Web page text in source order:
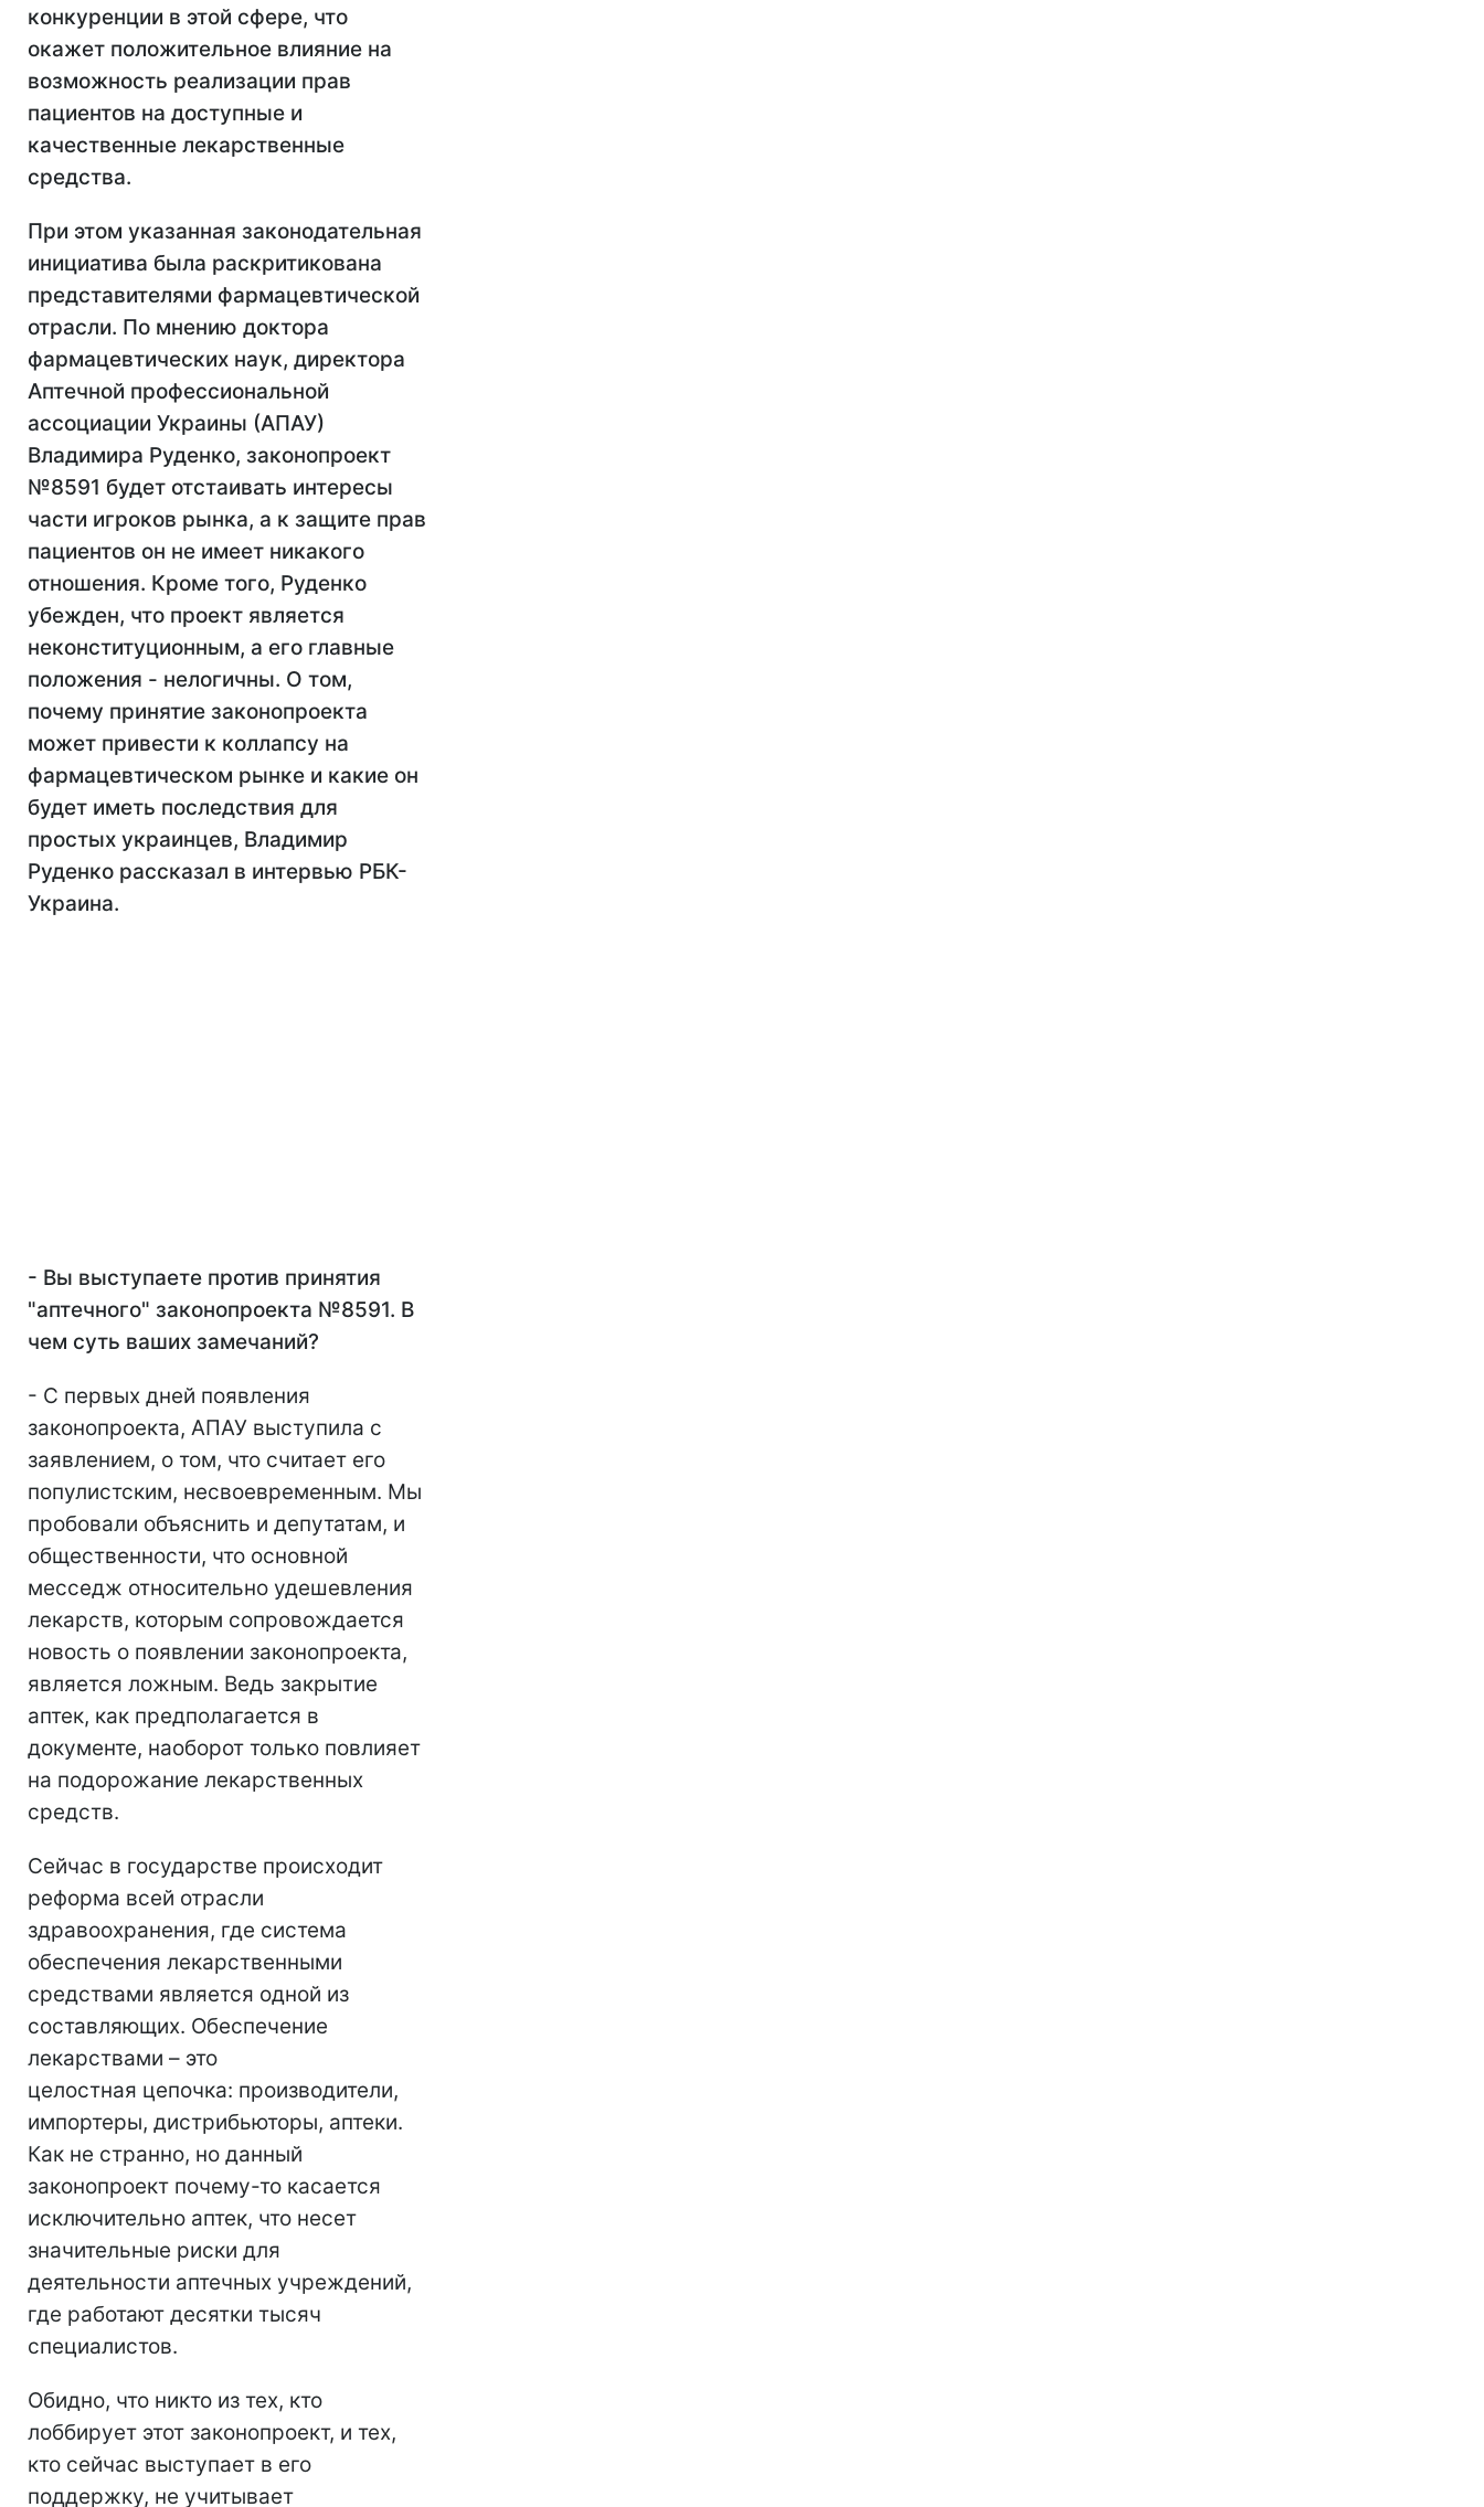
конкуренции в этой сфере, что
окажет положительное влияние на
возможность реализации прав
пациентов на доступные и
качественные лекарственные
средства.
При этом указанная законодательная
инициатива была раскритикована
представителями фармацевтической
отрасли. По мнению доктора
фармацевтических наук, директора
Аптечной профессиональной
ассоциации Украины (АПАУ)
Владимира Руденко, законопроект
№8591 будет отстаивать интересы
части игроков рынка, а к защите прав
пациентов он не имеет никакого
отношения. Кроме того, Руденко
убежден, что проект является
неконституционным, а его главные
положения - нелогичны. О том,
почему принятие законопроекта
может привести к коллапсу на
фармацевтическом рынке и какие он
будет иметь последствия для
простых украинцев, Владимир
Руденко рассказал в интервью РБК-
Украина.
- Вы выступаете против принятия
"аптечного" законопроекта №8591. В
чем суть ваших замечаний?
- С первых дней появления
законопроекта, АПАУ выступила с
заявлением, о том, что считает его
популистским, несвоевременным. Мы
пробовали объяснить и депутатам, и
общественности, что основной
месседж относительно удешевления
лекарств, которым сопровождается
новость о появлении законопроекта,
является ложным. Ведь закрытие
аптек, как предполагается в
документе, наоборот только повлияет
на подорожание лекарственных
средств.
Сейчас в государстве происходит
реформа всей отрасли
здравоохранения, где система
обеспечения лекарственными
средствами является одной из
составляющих. Обеспечение
лекарствами – это
целостная цепочка: производители,
импортеры, дистрибьюторы, аптеки.
Как не странно, но данный
законопроект почему-то касается
исключительно аптек, что несет
значительные риски для
деятельности аптечных учреждений,
где работают десятки тысяч
специалистов.
Обидно, что никто из тех, кто
лоббирует этот законопроект, и тех,
кто сейчас выступает в его
поддержку, не учитывает